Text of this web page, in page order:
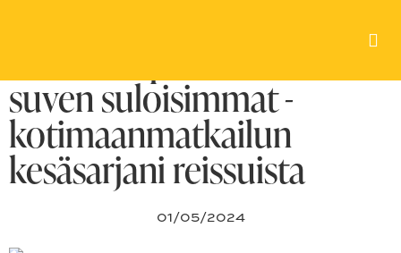
2024? Inspiroidu Suomen
suven suloisimmat -
kotimaanmatkailun
kesäsarjani reissuista
01/05/2024